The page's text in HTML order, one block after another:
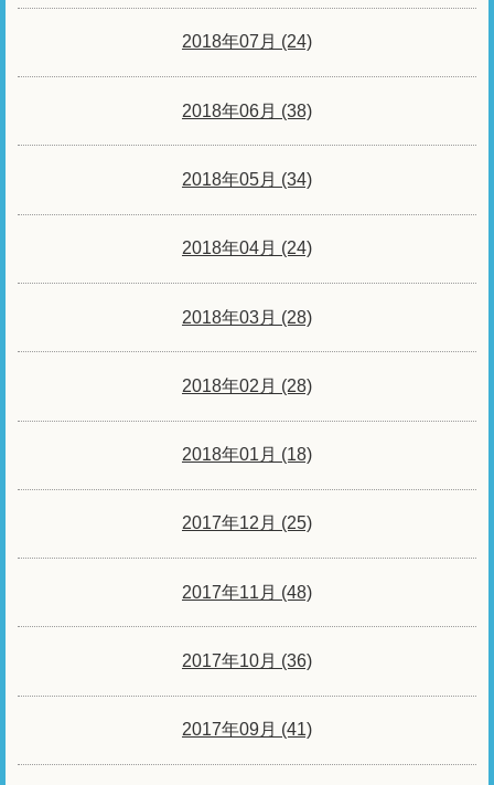
2018年07月 (24)
2018年06月 (38)
2018年05月 (34)
2018年04月 (24)
2018年03月 (28)
2018年02月 (28)
2018年01月 (18)
2017年12月 (25)
2017年11月 (48)
2017年10月 (36)
2017年09月 (41)